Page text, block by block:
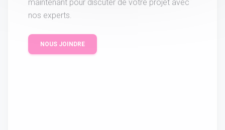
maintenant pour discuter de votre projet avec
nos experts.
NOUS JOINDRE